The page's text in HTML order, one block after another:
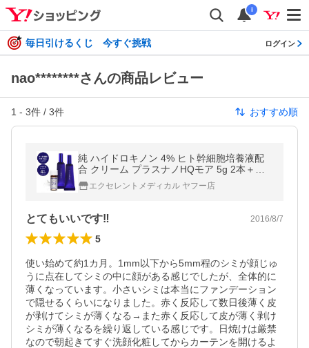
i
毎日引けるくじ 今すぐ挑戦 ログイン
nao********さんの商品レビュー
1 - 3件 / 3件 おすすめ順
純 ハイドロキノン 4% ヒト幹細胞培養液配
合 クリーム プラスナノHQモア 5g 2本＋プ
ラスピュアVC25ミニ
エクセレントメディカル ヤフー店
とてもいいです‼︎ 2016/8/7
5
使い始めて約1カ月。1mm以下から5mm程のシミが顔じゅ
うに点在してシミの中に顔がある感じでしたが、全体的に
薄くなっています。小さいシミは本当にファンデーション
で隠せるくらいになりました。赤く反応して数日後薄く皮
が剥けてシミが薄くなる→また赤く反応して皮が薄く剥け
シミが薄くなるを繰り返している感じです。日焼けは厳禁
なので朝起きてすぐ洗顔化粧してからカーテンを開けるよ